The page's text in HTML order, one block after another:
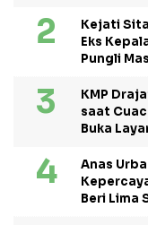
Kejati
Eks
Pungli
KMP
saat
Buka
Anas
Beri Lima